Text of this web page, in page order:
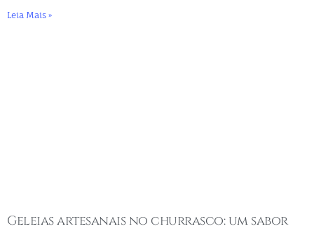
Leia Mais »
Geleias artesanais no churrasco: um sabor